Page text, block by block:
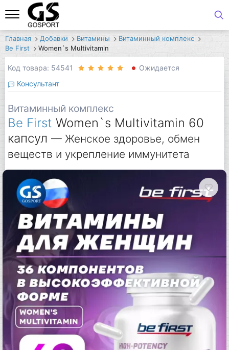
Главная Добавки Витамины
Витаминный комплекс
Be First
Women`s Multivitamin
Код товара: 54541
Ожидается
Консультант
Витаминный комплекс
Be First Women`s Multivitamin 60
капсул — Женское здоровье, обмен
веществ и укрепление иммунитета